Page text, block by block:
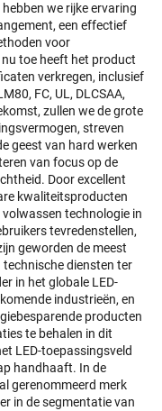
we rijke ervaring
een effectief
voor
toe heeft het product
verkregen, inclusief
FC, UL, DLCSAA,
zullen we de grote
streven
geest van hard werken
van focus op de
Door excellent
kwaliteitsproducten
technologie in
tevredenstellen,
geworden de meest
diensten ter
in het globale LED-
industrieën, en
producten
te behalen in dit
LED-toepassingsveld
handhaaft. In de
gerenommeerd merk
in de segmentatie van